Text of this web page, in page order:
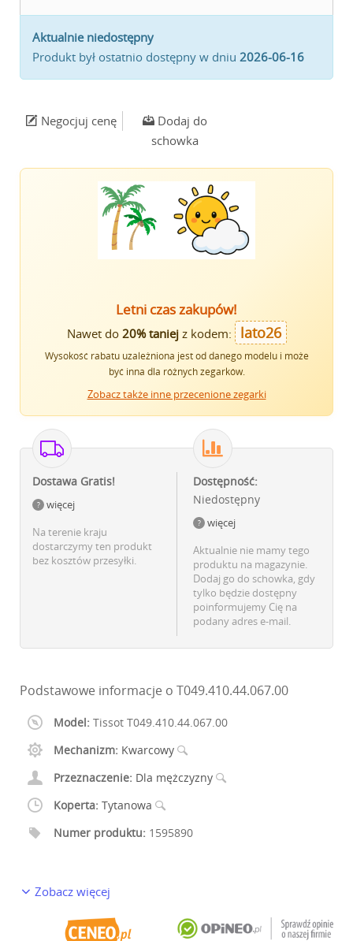
Aktualnie niedostępny
Produkt był ostatnio dostępny w dniu 2026-06-16
Negocjuj cenę
Dodaj do
schowka
Letni czas zakupów!
Nawet do 20% taniejz kodem: lato26
Wysokość rabatu uzależniona jest od danego modelu i może
być inna dla różnych zegarków.
Zobacz także inne przecenione zegarki
Dostawa Gratis!
więcej
Na terenie kraju
dostarczymy ten produkt
bez kosztów przesyłki.
Dostępność:
Niedostępny
więcej
Aktualnie nie mamy tego
produktu na magazynie.
Dodaj go do schowka, gdy
tylko będzie dostępny
poinformujemy Cię na
podany adres e-mail.
Podstawowe informacje o T049.410.44.067.00
Model: Tissot T049.410.44.067.00
Mechanizm: Kwarcowy
Przeznaczenie: Dla mężczyzny
Koperta: Tytanowa
Numer produktu: 1595890
Zobacz więcej